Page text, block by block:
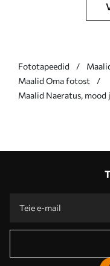
Fototapeedid
Maalid Oma fotost
Maalid Naeratus, mood